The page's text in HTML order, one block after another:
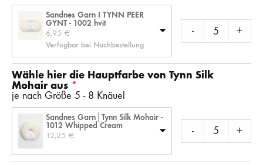
Sandnes Garn I TYNN PEER
GYNT - 1002 hvit
6,95 €
Verfügbar bei Nachbestellung
- +
Wähle hier die Hauptfarbe von Tynn Silk
Mohair aus
je nach Größe 5 - 8 Knäuel
Sandnes Garn│Tynn Silk Mohair -
1012 Whipped Cream
12,25 € - +